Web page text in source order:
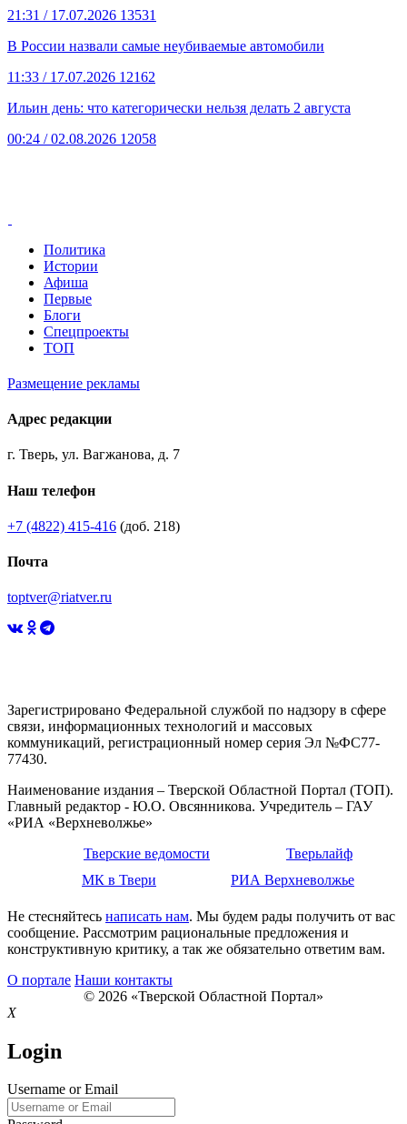
21:31 / 17.07.2026 13531
В России назвали самые неубиваемые автомобили
11:33 / 17.07.2026 12162
Ильин день: что категорически нельзя делать 2 августа
00:24 / 02.08.2026 12058
Политика
Истории
Афиша
Первые
Блоги
Спецпроекты
ТОП
Размещение рекламы
Адрес редакции
г. Тверь, ул. Вагжанова, д. 7
Наш телефон
+7 (4822) 415-416 (доб. 218)
Почта
toptver@riatver.ru
Зарегистрировано Федеральной службой по надзору в сфере
связи, информационных технологий и массовых
коммуникаций, регистрационный номер серия Эл №ФС77-
77430.
Наименование издания – Тверской Областной Портал (ТОП).
Главный редактор - Ю.О. Овсянникова. Учредитель – ГАУ
«РИА «Верхневолжье»
Тверские ведомости
Тверьлайф
МК в Твери
РИА Верхневолжье
Не стесняйтесь написать нам. Мы будем рады получить от вас
сообщение. Рассмотрим рациональные предложения и
конструктивную критику, а так же обязательно ответим вам.
О портале Наши контакты
© 2026 «Тверской Областной Портал»
X
Login
Username or Email